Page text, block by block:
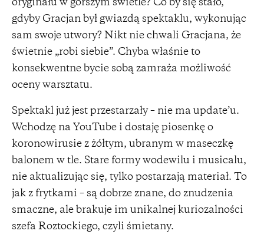
oryginału w gorszym świetle? Co by się stało,
gdyby Gracjan był gwiazdą spektaklu, wykonując
sam swoje utwory? Nikt nie chwali Gracjana, że
świetnie „robi siebie”. Chyba właśnie to
konsekwentne bycie sobą zamraża możliwość
oceny warsztatu.
Spektakl już jest przestarzały – nie ma update’u.
Wchodzę na YouTube i dostaję piosenkę o
koronowirusie z żółtym, ubranym w maseczkę
balonem w tle. Stare formy wodewilu i musicalu,
nie aktualizując się, tylko postarzają materiał. To
jak z frytkami – są dobrze znane, do znudzenia
smaczne, ale brakuje im unikalnej kuriozalności
szefa Roztockiego, czyli śmietany.